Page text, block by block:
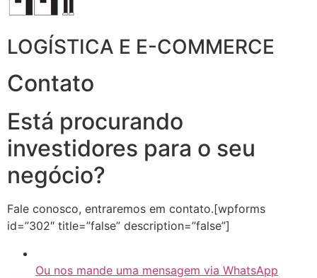
LOGÍSTICA E E-COMMERCE
Contato
Está procurando
investidores para o seu
negócio?
Fale conosco, entraremos em contato.[wpforms
id=”302″ title=”false” description=”false”]
Ou nos mande uma mensagem via WhatsApp